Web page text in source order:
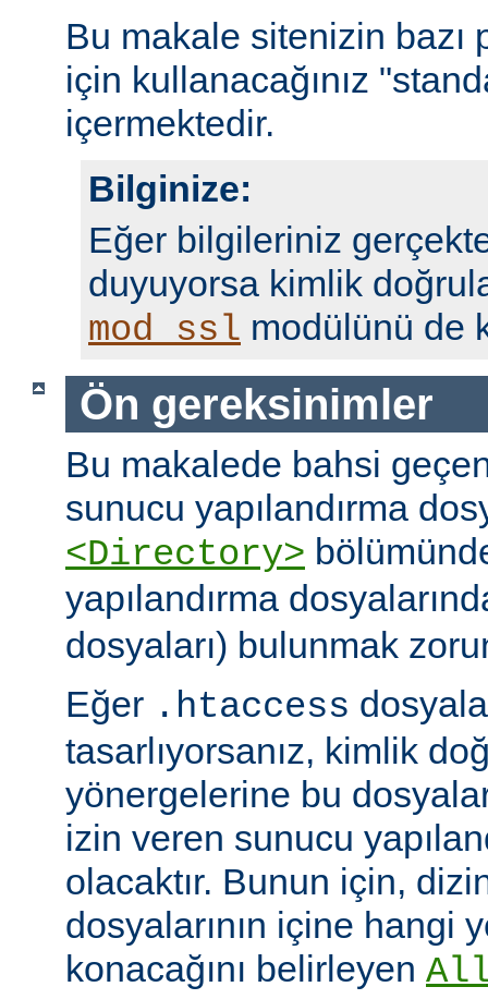
Bu makale sitenizin bazı
için kullanacağınız
içermektedir.
Bilginize:
Eğer bilgileriniz
duyuyorsa kimlik
mod_ssl modülünü de
Ön gereksinimler
Bu makalede bahsi
sunucu yapılandırma
<Directory>
yapılandırma
dosyaları) bulunmak
Eğer .htaccess
tasarlıyorsanız, kimlik
yönergelerine bu
izin veren sunucu
olacaktır. Bunun için,
dosyalarının içine hangi
konacağını belirleyen